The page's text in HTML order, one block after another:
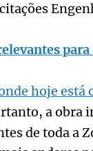
para
hoje
a obra
de toda a